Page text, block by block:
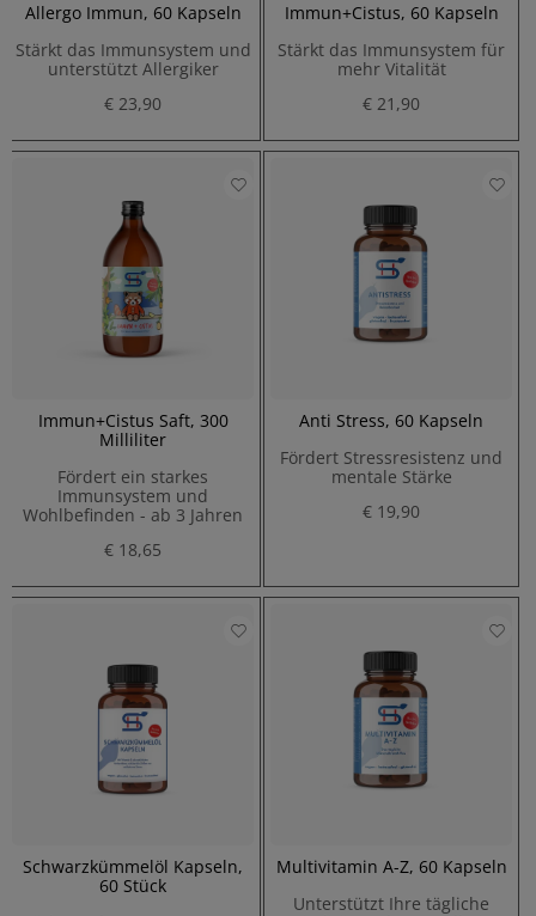
Allergo Immun, 60 Kapseln
Stärkt das Immunsystem und
unterstützt Allergiker
€ 23,90
Immun+Cistus, 60 Kapseln
Stärkt das Immunsystem für
mehr Vitalität
€ 21,90
Immun+Cistus Saft, 300
Milliliter
Fördert ein starkes
Immunsystem und
Wohlbefinden - ab 3 Jahren
€ 18,65
Anti Stress, 60 Kapseln
Fördert Stressresistenz und
mentale Stärke
€ 19,90
Schwarzkümmelöl Kapseln,
60 Stück
Multivitamin A-Z, 60 Kapseln
Unterstützt Ihre tägliche